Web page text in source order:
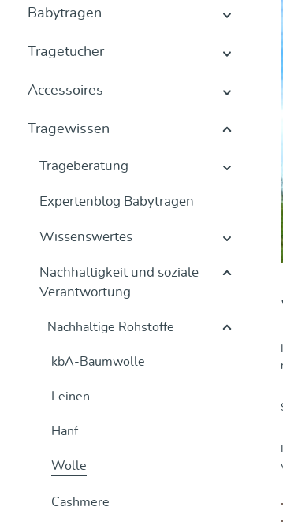
Babytragen
Tragetücher
Accessoires
Tragewissen
Trageberatung
Expertenblog Babytragen
Wissenswertes
Nachhaltigkeit und soziale
Verantwortung
Nachhaltige Rohstoffe
kbA-Baumwolle
Leinen
Hanf
Wolle
Cashmere